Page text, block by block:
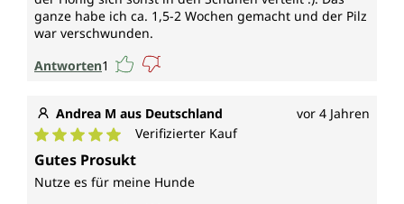
ganze habe ich ca. 1,5-2 Wochen gemacht und der Pilz
war verschwunden.
Antworten1
Andrea M aus Deutschland vor 4 Jahren
Durchschnittliche Bewertung von 5 von 5 Sternen
Verifizierter Kauf
Gutes Prosukt
Nutze es für meine Hunde